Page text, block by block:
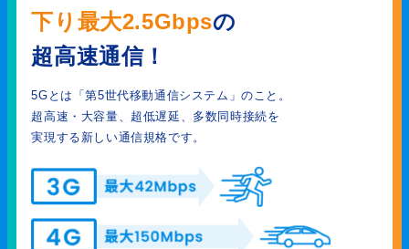
下り最大2.5Gbpsの
超高速通信！
5Gとは「第5世代移動通信システム」のこと。
超高速・大容量、超低遅延、多数同時接続を
実現する新しい通信規格です。